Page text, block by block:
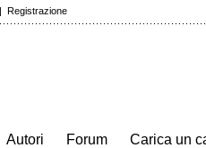
| Registrazione
Autori
Forum
Carica un